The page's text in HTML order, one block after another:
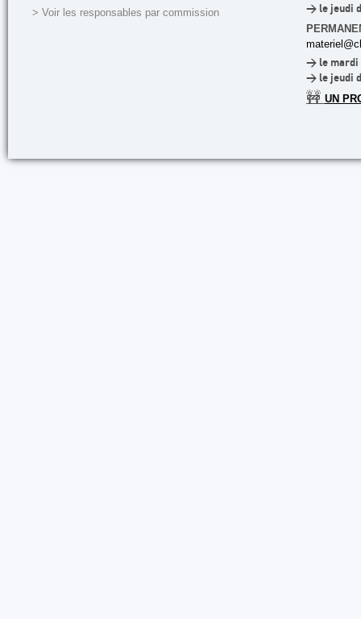
> Voir les responsables par commission
> le jeudi
> le mardi
> le jeudi
🚧 UN